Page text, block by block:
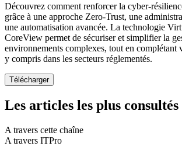
Découvrez comment renforcer la cyber-
grâce à une approche Zero-Trust, une
une automatisation avancée. La technologie
CoreView permet de sécuriser et simplifier la
environnements complexes, tout en complétant
y compris dans les secteurs réglementés.
Les articles les plus consultés
A travers cette chaîne
A travers ITPro